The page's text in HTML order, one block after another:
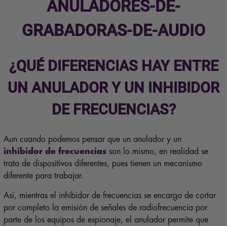
¿QUÉ DIFERENCIAS HAY ENTRE
UN ANULADOR Y UN INHIBIDOR
DE FRECUENCIAS?
Aun cuando podemos pensar que un anulador y un
inhibidor de frecuenciasson lo mismo, en realidad se
trata de dispositivos diferentes, pues tienen un mecanismo
diferente para trabajar.
Así, mientras el inhibidor de frecuencias se encarga de cortar
por completo la emisión de señales de radiofrecuencia por
parte de los equipos de espionaje, el anulador permite que